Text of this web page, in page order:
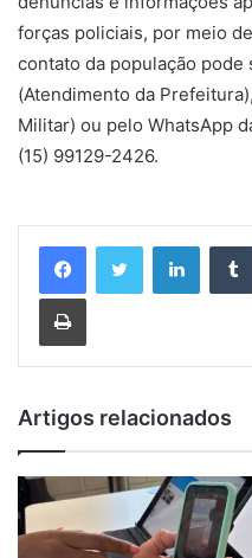
forças policiais, por meio
contato da população
(Atendimento da
Militar) ou pelo WhatsApp
(15) 99129-2426.
Imprimir
Artigos relacionados